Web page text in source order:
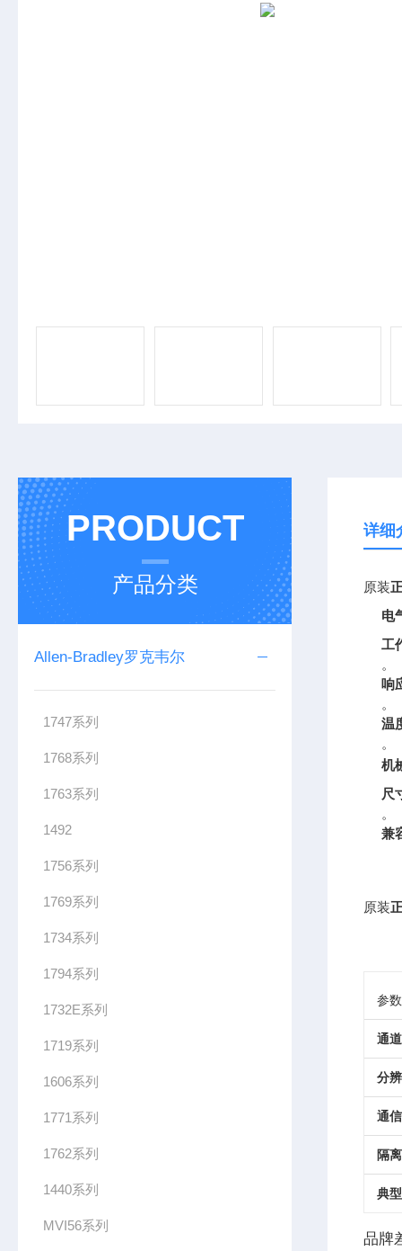
PRODUCT
产品分类
Allen-Bradley罗克韦尔
1747系列
1768系列
1763系列
1492
1756系列
1769系列
1734系列
1794系列
1732E系列
1719系列
1606系列
1771系列
1762系列
1440系列
MVI56系列
详细
原装
电
工
。
响
。
温
。
机
尺
。
兼
原装
参
通
分
通
隔
典
品牌